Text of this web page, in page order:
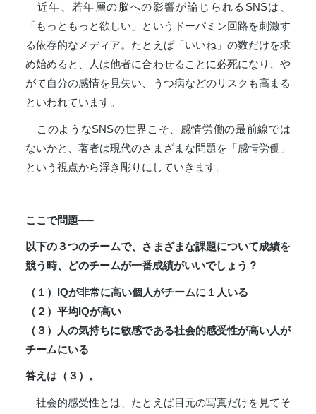
近年、若年層の脳への影響が論じられるSNSは、
「もっともっと欲しい」というドーパミン回路を刺激す
る依存的なメディア。たとえば「いいね」の数だけを求
め始めると、人は他者に合わせることに必死になり、や
がて自分の感情を見失い、うつ病などのリスクも高まる
といわれています。
このようなSNSの世界こそ、感情労働の最前線では
ないかと、著者は現代のさまざまな問題を「感情労働」
という視点から浮き彫りにしていきます。
ここで問題──
以下の３つのチームで、さまざまな課題について成績を
競う時、どのチームが一番成績がいいでしょう？
（１）IQが非常に高い個人がチームに１人いる
（２）平均IQが高い
（３）人の気持ちに敏感である社会的感受性が高い人が
チームにいる
答えは（３）。
社会的感受性とは、たとえば目元の写真だけを見てそ